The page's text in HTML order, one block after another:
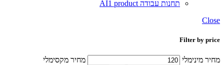
תחנות עבודה AI 1 product
Close
Filter by price
מחיר מינימלי מחיר מקסימלי